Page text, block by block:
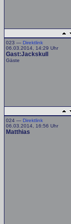
023 — Direktlink
06.03.2014, 14:29 Uhr
Gast:Jackskull
Gäste
024 — Direktlink
06.03.2014, 16:56 Uhr
Matthias